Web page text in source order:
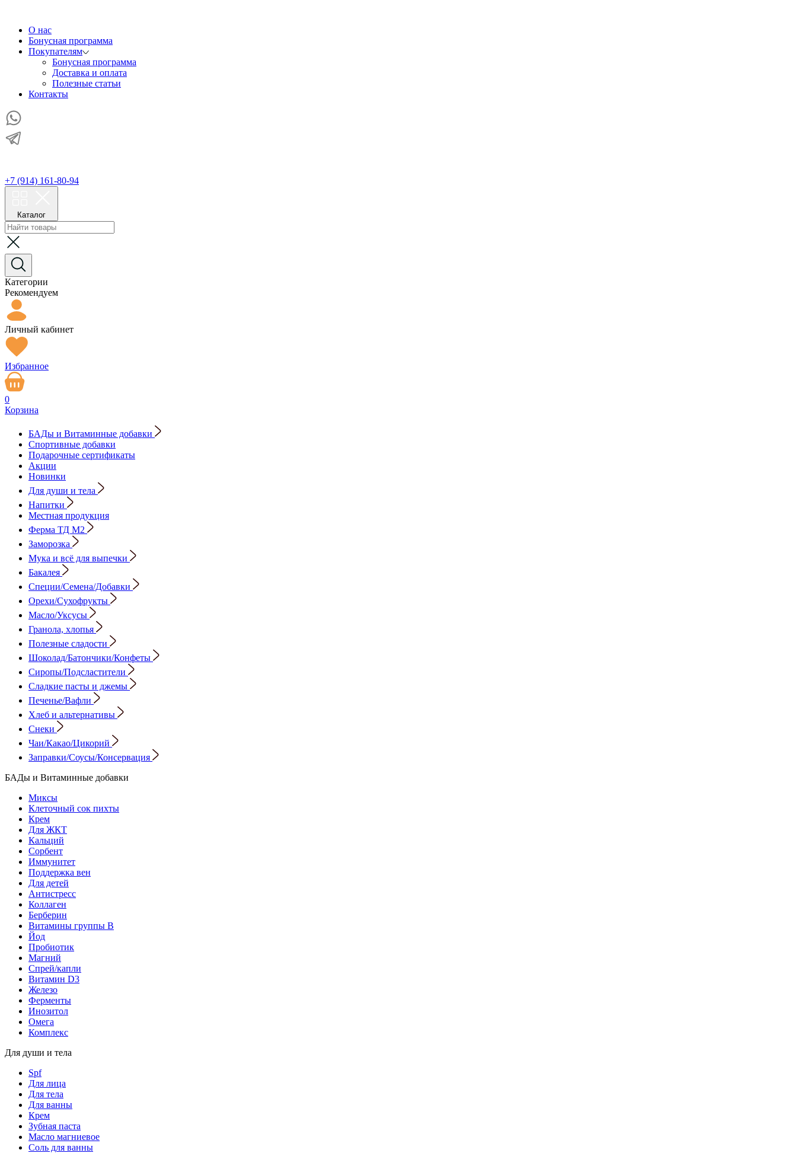
О нас
Бонусная программа
Покупателям
Бонусная программа
Доставка и оплата
Полезные статьи
Контакты
+7 (914) 161-80-94
Каталог
Категории
Рекомендуем
Личный кабинет
Избранное
0
Корзина
БАДы и Витаминные добавки
Спортивные добавки
Подарочные сертификаты
Акции
Новинки
Для души и тела
Напитки
Местная продукция
Ферма ТД М2
Заморозка
Мука и всё для выпечки
Бакалея
Специи/Семена/Добавки
Орехи/Сухофрукты
Масло/Уксусы
Гранола, хлопья
Полезные сладости
Шоколад/Батончики/Конфеты
Сиропы/Подсластители
Сладкие пасты и джемы
Печенье/Вафли
Хлеб и альтернативы
Снеки
Чаи/Какао/Цикорий
Заправки/Соусы/Консервация
БАДы и Витаминные добавки
Миксы
Клеточный сок пихты
Крем
Для ЖКТ
Кальций
Сорбент
Иммунитет
Поддержка вен
Для детей
Антистресс
Коллаген
Берберин
Витамины группы B
Йод
Пробиотик
Магний
Спрей/капли
Витамин D3
Железо
Ферменты
Инозитол
Омега
Комплекс
Для души и тела
Spf
Для лица
Для тела
Для ванны
Крем
Зубная паста
Масло магниевое
Соль для ванны